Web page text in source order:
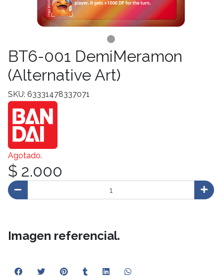
BT6-001 DemiMeramon
(Alternative Art)
SKU: 63331478337071
Agotado.
$ 2.000
Imagen referencial.